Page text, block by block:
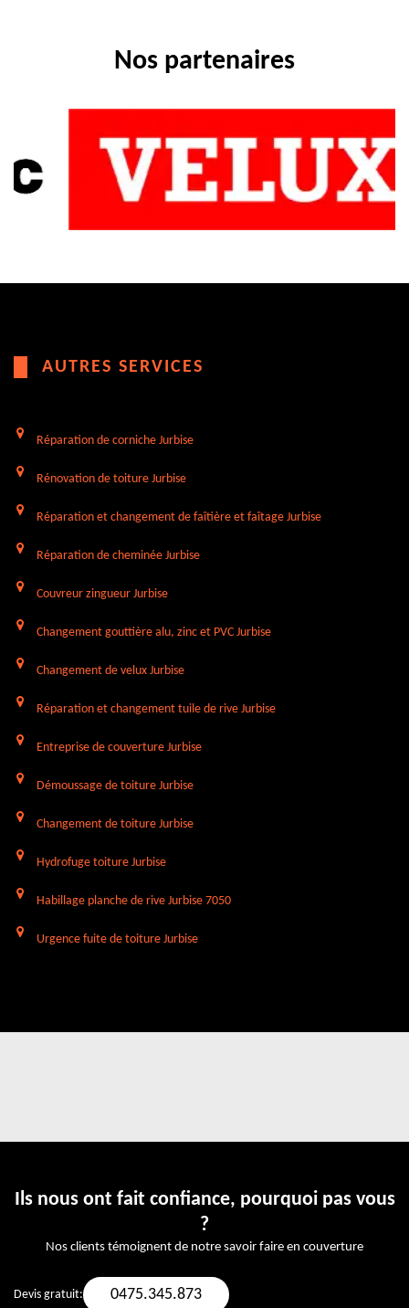
Nos partenaires
AUTRES SERVICES
Réparation de corniche Jurbise
Rénovation de toiture Jurbise
Réparation et changement de faîtière et faîtage Jurbise
Réparation de cheminée Jurbise
Couvreur zingueur Jurbise
Changement gouttière alu, zinc et PVC Jurbise
Changement de velux Jurbise
Réparation et changement tuile de rive Jurbise
Entreprise de couverture Jurbise
Démoussage de toiture Jurbise
Changement de toiture Jurbise
Hydrofuge toiture Jurbise
Habillage planche de rive Jurbise 7050
Urgence fuite de toiture Jurbise
Ils nous ont fait confiance, pourquoi pas vous
?
Nos clients témoignent de notre savoir faire en couverture
Devis gratuit: 0475.345.873